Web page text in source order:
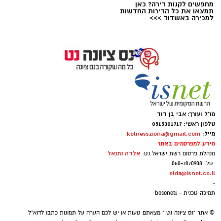
אבי בן דוד + צ'אט גפט
סקר חדשות 13: האופוזיציה שומרת על רוב כללי,
גוש המפלגות היהודיות נחלש
נתוני הסקר העדכני מעידים כי נפילת מפלגת
"בית ציוני" אל מתחת לאחוז החסימה - שוחקת
והצטרפות יואב סגלוביץ' לרע"מ ועבאס, עשויים
מחפשים לקנות דירה? כאן
תמצאו את כל הדירות החדשות
למכירה באשדוד >>>
מו"ל ועורך: אבי בן דוד
טלפון ראשי: 0515301717
מייל: kolnessziona@gmail.com
מידע למפרסמים באתר
מנהלת פרסום רשת ישראל נט: אלדה נתנאל
טל: 050-7870908
elda@isnet.co.il
-
תמיכה טכנית - bosonet1
-
© אתר "נס ציונה נט " מצאתם טעות או יש לכם הערה על תמונות כתבו לדוא"ל